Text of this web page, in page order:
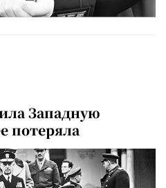
Западную
потеряла